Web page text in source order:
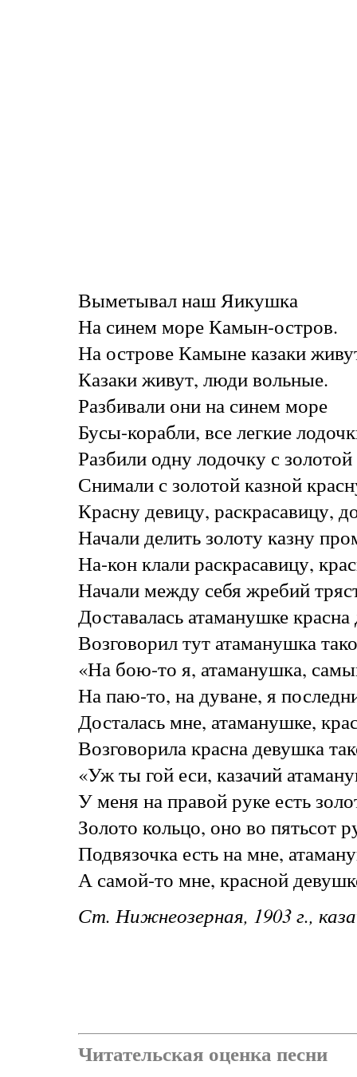
Выметывал наш Яикушка
На синем море Камын-остров.
На острове Камыне казаки
Казаки живут, люди вольные.
Разбивали они на синем море
Бусы-корабли, все легкие
Разбили одну лодочку с
Снимали с золотой казной
Красну девицу, раскрасавицу,
Начали делить золоту казну
На-кон клали раскрасавицу,
Начали между себя жребий
Доставалась атаманушке
Возговорил тут атаманушка
«На бою-то я, атаманушка,
На паю-то, на дуване, я
Досталась мне, атаманушке,
Возговорила красна девушка
«Уж ты гой еси, казачий
У меня на правой руке есть
Золото кольцо, оно во пятьсот
Подвязочка есть на мне,
А самой-то мне, красной
Ст. Нижнеозерная, 1903 г.,
Читательская оценка песни